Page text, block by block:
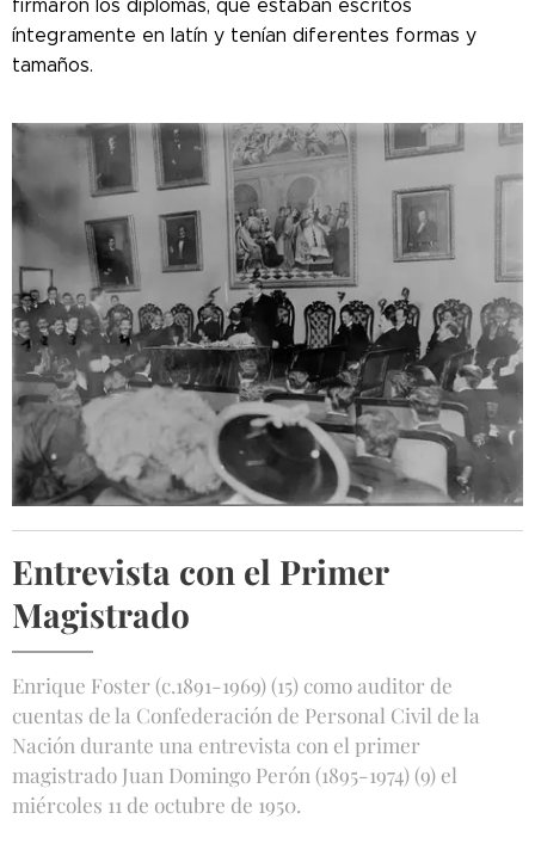
firmaron los diplomas, que estaban escritos
íntegramente en latín y tenían diferentes formas y
tamaños.
Entrevista con el Primer
Magistrado
Enrique Foster (c.1891-1969) (15) como auditor de
cuentas de la Confederación de Personal Civil de la
Nación durante una entrevista con el primer
magistrado Juan Domingo Perón (1895-1974) (9) el
miércoles 11 de octubre de 1950.